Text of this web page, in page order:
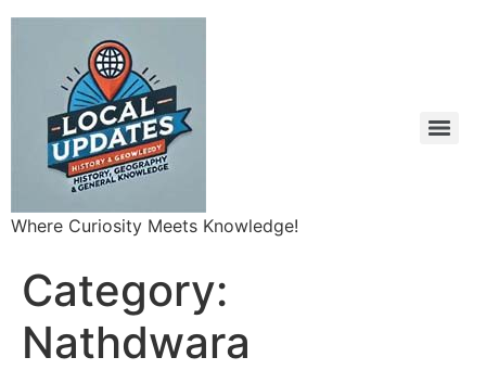
Where Curiosity Meets Knowledge!
Category:
Nathdwara